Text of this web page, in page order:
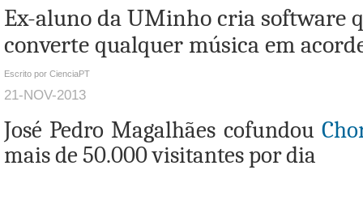
Ex-aluno da UMinho cria software
converte qualquer música em
Escrito por CienciaPT
21-NOV-2013
José Pedro Magalhães cofundou
mais de 50.000 visitantes por dia